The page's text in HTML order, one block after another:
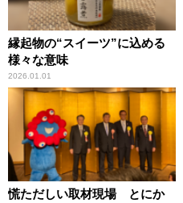
縁起物の“スイーツ”に込める
様々な意味
2026.01.01
慌ただしい取材現場 とにか